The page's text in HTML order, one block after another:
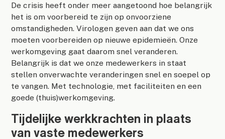
De crisis heeft onder meer aangetoond hoe belangrijk
het is om voorbereid te zijn op onvoorziene
omstandigheden. Virologen geven aan dat we ons
moeten voorbereiden op nieuwe epidemieën. Onze
werkomgeving gaat daarom snel veranderen.
Belangrijk is dat we onze medewerkers in staat
stellen onverwachte veranderingen snel en soepel op
te vangen. Met technologie, met faciliteiten en een
goede (thuis)werkomgeving.
Tijdelijke werkkrachten in plaats
van vaste medewerkers